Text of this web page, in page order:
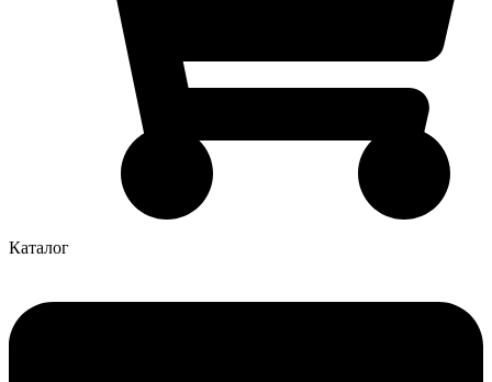
Каталог